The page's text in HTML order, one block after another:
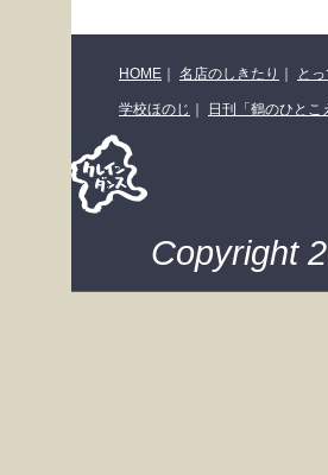
HOME ｜ 名店のしきたり ｜ と
学校ほのじ ｜ 日刊「鶴のひとこ
Copyright